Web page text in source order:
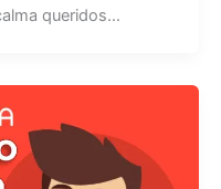
queridos…